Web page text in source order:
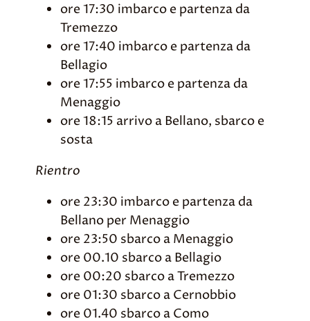
ore 17:30 imbarco e partenza da
Tremezzo
ore 17:40 imbarco e partenza da
Bellagio
ore 17:55 imbarco e partenza da
Menaggio
ore 18:15 arrivo a Bellano, sbarco e
sosta
Rientro
ore 23:30 imbarco e partenza da
Bellano per Menaggio
ore 23:50 sbarco a Menaggio
ore 00.10 sbarco a Bellagio
ore 00:20 sbarco a Tremezzo
ore 01:30 sbarco a Cernobbio
ore 01.40 sbarco a Como